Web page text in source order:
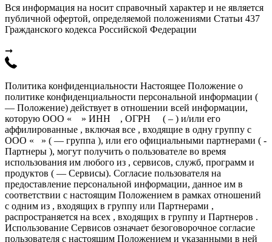
Вся информация на носит справочный характер и не является
публичной офертой, определяемой положениями Статьи 437
Гражданского кодекса Российской Федерации
➞
Политика конфиденциальности Настоящее Положение о
политике конфиденциальности персональной информации (
— Положение) действует в отношении всей информации,
которую ООО « » ИНН , ОГРН ( – ) и/или его
аффилированные , включая все , входящие в одну группу с
ООО « » ( — группа ), или его официальными партнерами ( -
Партнеры ), могут получить о пользователе во время
использования им любого из , сервисов, служб, программ и
продуктов ( — Сервисы). Согласие пользователя на
предоставление персональной информации, данное им в
соответствии с настоящим Положением в рамках отношений
с одним из , входящих в группу или Партнерами ,
распространяется на всех , входящих в группу и Партнеров .
Использование Сервисов означает безоговорочное согласие
пользователя с настоящим Положением и указанными в ней